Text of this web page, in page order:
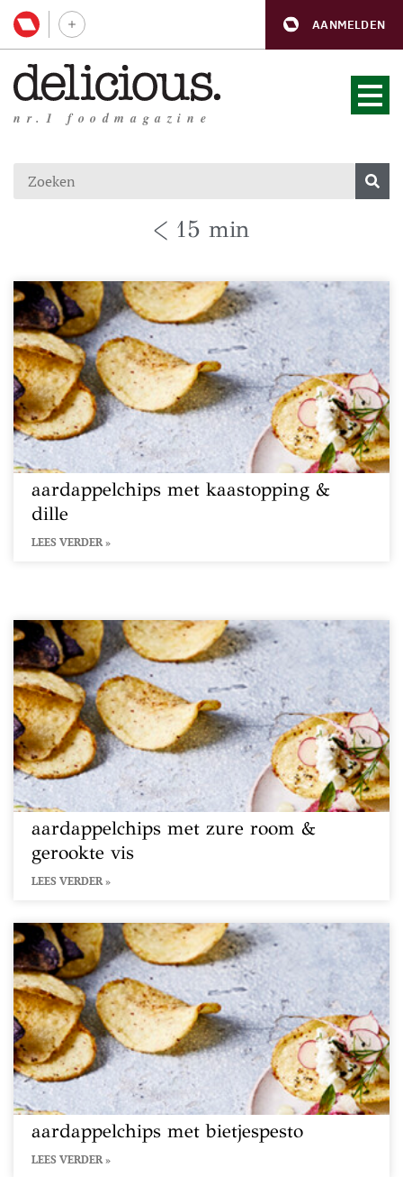
AANMELDEN
nr.1 foodmagazine
< 15 min
aardappelchips met kaastopping &
dille
LEES VERDER »
aardappelchips met zure room &
gerookte vis
LEES VERDER »
aardappelchips met bietjespesto
LEES VERDER »